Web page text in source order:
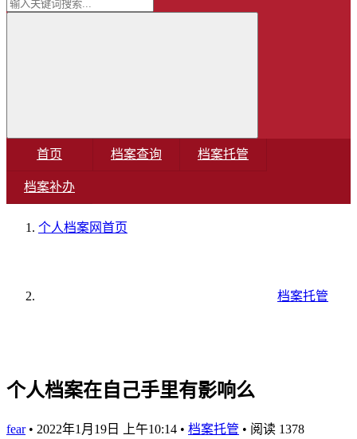
首页 档案查询 档案托管
档案补办
个人档案网首页
档案托管
个人档案在自己手里有影响么
fear • 2022年1月19日 上午10:14 • 档案托管 • 阅读 1378